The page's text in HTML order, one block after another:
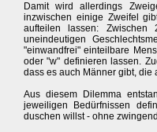
Damit wird allerdings
inzwischen einige Zweifel
aufteilen lassen: Zwischen
uneindeutigen
"einwandfrei" einteilbare
oder "w" definieren lassen.
dass es auch Männer gibt, die
Aus diesem Dilemma
jeweiligen Bedürfnissen
duschen willst - ohne